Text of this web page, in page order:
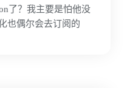
了？我主要是怕他没
也偶尔会去订阅的